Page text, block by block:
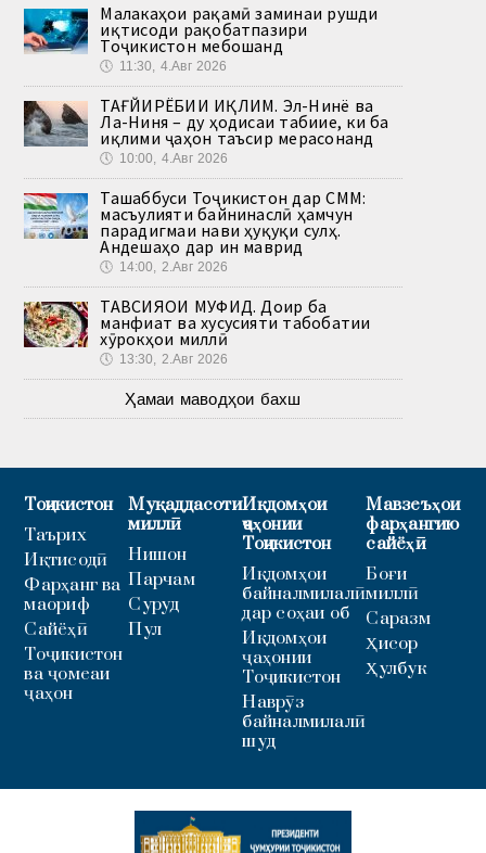
Малакаҳои рақамӣ заминаи рушди
иқтисоди рақобатпазири
Тоҷикистон мебошанд
🕔 11:30, 4.Авг 2026
ТАҒЙИРЁБИИ ИҚЛИМ. Эл-Нинё ва
Ла-Ниня – ду ҳодисаи табиие, ки ба
иқлими ҷаҳон таъсир мерасонанд
🕔 10:00, 4.Авг 2026
Ташаббуси Тоҷикистон дар СММ:
масъулияти байнинаслӣ ҳамчун
парадигмаи нави ҳуқуқи сулҳ.
Андешаҳо дар ин маврид
🕔 14:00, 2.Авг 2026
ТАВСИЯҲОИ МУФИД. Доир ба
манфиат ва хусусияти табобатии
хӯрокҳои миллӣ
🕔 13:30, 2.Авг 2026
Ҳамаи маводҳои бахш
Тоҷикистон
Таърих
Иқтисодӣ
Фарҳанг ва
маориф
Сайёҳӣ
Тоҷикистон
ва ҷомеаи
ҷаҳон
Муқаддасоти
миллӣ
Нишон
Парчам
Суруд
Пул
Иқдомҳои
ҷаҳонии
Тоҷикистон
Иқдомҳои
байналмилалӣ
дар соҳаи об
Иқдомҳои
ҷаҳонии
Тоҷикистон
Наврӯз
байналмилалӣ
шуд
Мавзеъҳои
фарҳангию
сайёҳӣ
Боғи
миллӣ
Саразм
Ҳисор
Ҳулбук